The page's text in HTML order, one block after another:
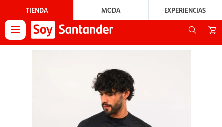
TIENDA MODA EXPERIENCIAS
